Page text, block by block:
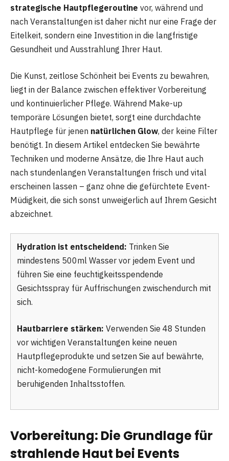
strategische Hautpflegeroutine vor, während und
nach Veranstaltungen ist daher nicht nur eine Frage der
Eitelkeit, sondern eine Investition in die langfristige
Gesundheit und Ausstrahlung Ihrer Haut.
Die Kunst, zeitlose Schönheit bei Events zu bewahren,
liegt in der Balance zwischen effektiver Vorbereitung
und kontinuierlicher Pflege. Während Make-up
temporäre Lösungen bietet, sorgt eine durchdachte
Hautpflege für jenen natürlichen Glow, der keine Filter
benötigt. In diesem Artikel entdecken Sie bewährte
Techniken und moderne Ansätze, die Ihre Haut auch
nach stundenlangen Veranstaltungen frisch und vital
erscheinen lassen – ganz ohne die gefürchtete Event-
Müdigkeit, die sich sonst unweigerlich auf Ihrem Gesicht
abzeichnet.
Hydration ist entscheidend: Trinken Sie
mindestens 500ml Wasser vor jedem Event und
führen Sie eine feuchtigkeitsspendende
Gesichtsspray für Auffrischungen zwischendurch mit
sich.
Hautbarriere stärken: Verwenden Sie 48 Stunden
vor wichtigen Veranstaltungen keine neuen
Hautpflegeprodukte und setzen Sie auf bewährte,
nicht-komedogene Formulierungen mit
beruhigenden Inhaltsstoffen.
Vorbereitung: Die Grundlage für
strahlende Haut bei Events